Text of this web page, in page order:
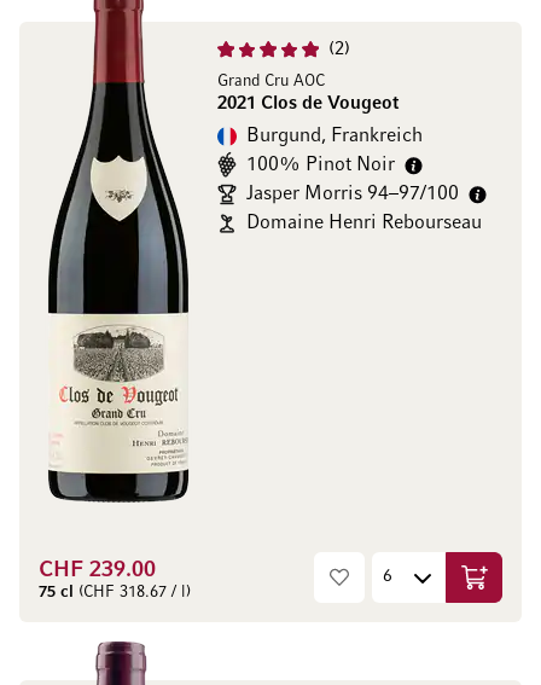
2
Grand Cru AOC
2021 Clos de Vougeot
Burgund, Frankreich
100% Pinot Noir
Jasper Morris 94–97/100
Domaine Henri Rebourseau
CHF 239.00
75 cl (CHF 318.67 / l) In den